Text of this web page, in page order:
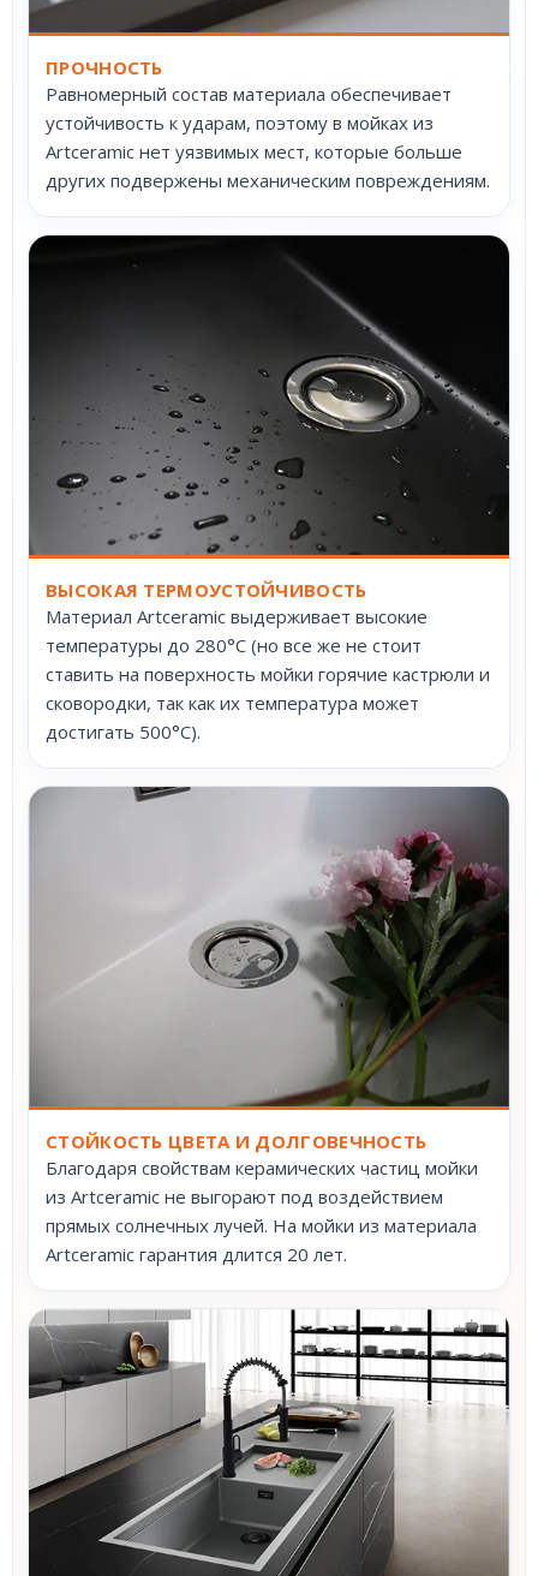
ПРОЧНОСТЬ
Равномерный состав материала обеспечивает
устойчивость к ударам, поэтому в мойках из
Artceramic нет уязвимых мест, которые больше
других подвержены механическим повреждениям.
ВЫСОКАЯ ТЕРМОУСТОЙЧИВОСТЬ
Материал Artceramic выдерживает высокие
температуры до 280°С (но все же не стоит
ставить на поверхность мойки горячие кастрюли и
сковородки, так как их температура может
достигать 500°С).
СТОЙКОСТЬ ЦВЕТА И ДОЛГОВЕЧНОСТЬ
Благодаря свойствам керамических частиц мойки
из Artceramic не выгорают под воздействием
прямых солнечных лучей. На мойки из материала
Artceramic гарантия длится 20 лет.